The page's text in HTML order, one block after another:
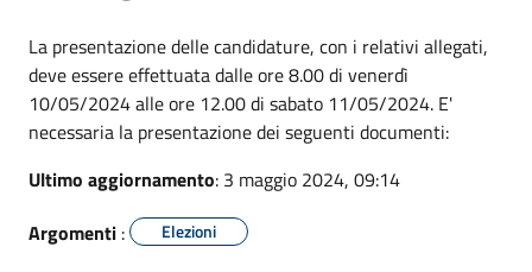
La presentazione delle candidature, con i relativi allegati,
deve essere effettuata dalle ore 8.00 di venerdì
10/05/2024 alle ore 12.00 di sabato 11/05/2024. E'
necessaria la presentazione dei seguenti documenti:
Ultimo aggiornamento: 3 maggio 2024, 09:14
Argomenti : Elezioni